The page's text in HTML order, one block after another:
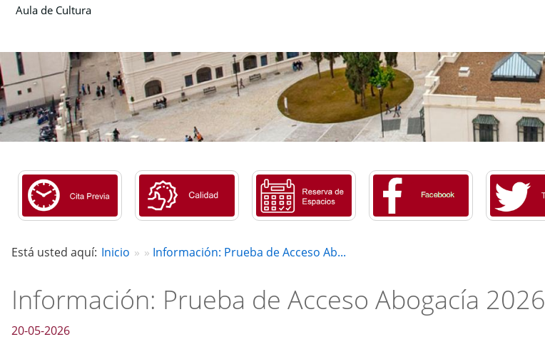
Aula de Cultura
Está usted aquí: Inicio Información: Prueba de Acceso Ab...
Información: Prueba de Acceso Abogacía 2026
20-05-2026